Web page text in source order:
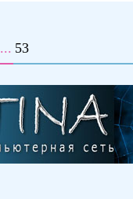
... 53